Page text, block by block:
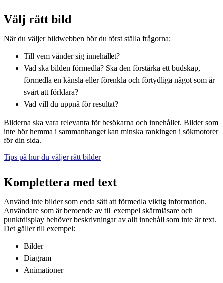
Välj rätt bild
När du väljer bildwebben bör du först ställa frågorna:
Till vem vänder sig innehållet?
Vad ska bilden förmedla? Ska den förstärka ett budskap,
förmedla en känsla eller förenkla och förtydliga något som är
svårt att förklara?
Vad vill du uppnå för resultat?
Bilderna ska vara relevanta för besökarna och innehållet. Bilder som
inte hör hemma i sammanhanget kan minska rankingen i sökmotorer
för din sida.
Tips på hur du väljer rätt bilder
Komplettera med text
Använd inte bilder som enda sätt att förmedla viktig information.
Användare som är beroende av till exempel skärmläsare och
punktdisplay behöver beskrivningar av allt innehåll som inte är text.
Det gäller till exempel:
Bilder
Diagram
Animationer